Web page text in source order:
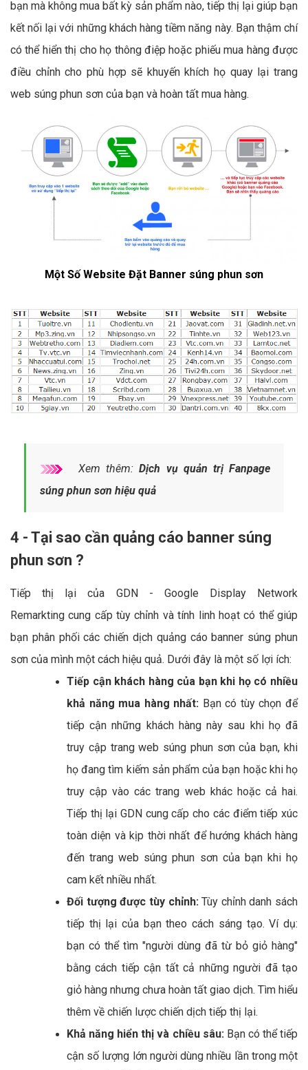
bạn mà không mua bất kỳ sản phẩm nào, tiếp thị lại giúp bạn
kết nối lại với những khách hàng tiềm năng này. Bạn thậm chí
có thể hiển thị cho họ thông điệp hoặc phiếu mua hàng được
điều chỉnh cho phù hợp sẽ khuyến khích họ quay lại trang
web súng phun sơn của bạn và hoàn tất mua hàng.
Một Số Website Đặt Banner súng phun sơn
Xem thêm:Dịch vụ quản trị Fanpage
súng phun sơn hiệu quả
4 - Tại sao cần quảng cáo banner súng
phun sơn ?
Tiếp thị lại của GDN - Google Display Network
Remarkting cung cấp tùy chỉnh và tính linh hoạt có thể giúp
bạn phân phối các chiến dịch quảng cáo banner súng phun
sơn của mình một cách hiệu quả. Dưới đây là một số lợi ích:
Tiếp cận khách hàng của bạn khi họ có nhiều
khả năng mua hàng nhất: Bạn có tùy chọn để
tiếp cận những khách hàng này sau khi họ đã
truy cập trang web súng phun sơn của bạn, khi
họ đang tìm kiếm sản phẩm của bạn hoặc khi họ
truy cập vào các trang web khác hoặc cả hai.
Tiếp thị lại GDN cung cấp cho các điểm tiếp xúc
toàn diện và kịp thời nhất để hướng khách hàng
đến trang web súng phun sơn của bạn khi họ
cam kết nhiều nhất.
Đối tượng được tùy chỉnh: Tùy chỉnh danh sách
tiếp thị lại của bạn theo cách sáng tạo. Ví dụ:
bạn có thể tìm "người dùng đã từ bỏ giỏ hàng"
bằng cách tiếp cận tất cả những người đã tạo
giỏ hàng nhưng chưa hoàn tất giao dịch. Tìm hiểu
thêm về chiến lược chiến dịch tiếp thị lại.
Khả năng hiển thị và chiều sâu: Bạn có thể tiếp
cận số lượng lớn người dùng nhiều lần trong một